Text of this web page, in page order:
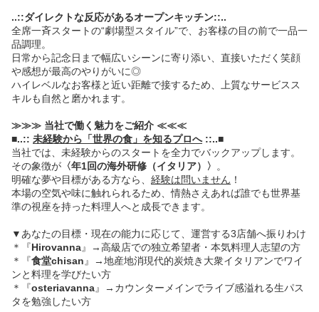
..::ダイレクトな反応があるオープンキッチン::..
全席一斉スタートの“劇場型スタイル”で、お客様の目の前で一品一
品調理。
日常から記念日まで幅広いシーンに寄り添い、直接いただく笑顔
や感想が最高のやりがいに◎
ハイレベルなお客様と近い距離で接するため、上質なサービスス
キルも自然と磨かれます。
≫≫≫ 当社で働く魅力をご紹介 ≪≪≪
■..:: 未経験から「世界の食」を知るプロへ::..■
当社では、未経験からのスタートを全力でバックアップします。
その象徴が 〈年1回の海外研修（イタリア）〉
。
明確な夢や目標がある方なら、 経験は問いません ！
本場の空気や味に触れられるため、情熱さえあれば誰でも世界基
準の視座を持った料理人へと成長できます。
▼あなたの目標・現在の能力に応じて、運営する3店舗へ振りわけ
＊『Hirovanna』→高級店での独立希望者・本気料理人志望の方
＊『食堂chisan 』→地産地消現代的炭焼き大衆イタリアンでワイ
ンと料理を学びたい方
＊『osteriavanna』→カウンターメインでライブ感溢れる生パス
タを勉強したい方